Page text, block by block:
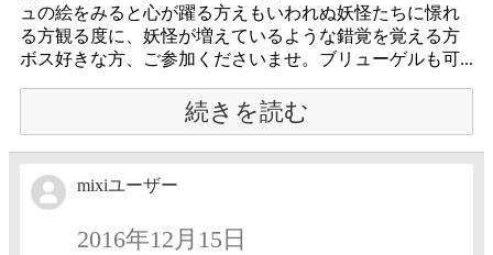
ュの絵をみると心が躍る方えもいわれぬ妖怪たちに憬れ
る方観る度に、妖怪が増えているような錯覚を覚える方
ボス好きな方、ご参加くださいませ。ブリューゲルも可...
続きを読む
mixiユーザー
2016年12月15日